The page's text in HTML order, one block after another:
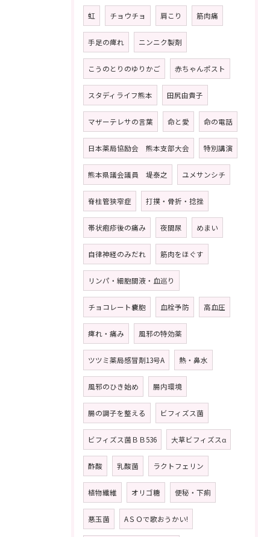
虹 チョウチョ 肩こり 筋肉痛
手足の痺れ ニンニク製剤
こうのとりのゆりかご 赤ちゃんポスト
スタディライフ熊本 田尻由貴子
マザーテレサの言葉 命と愛 命の電話
日本薬局協励会 熊本支部大会 特別講演
熊本県議会議員 堤泰之 ユメサンシチ
脊柱管狭窄症 打撲・骨折・捻挫
帯状疱疹後の痛み 夜間尿 めまい
自律神経のみだれ 筋肉をほぐす
リンパ・細胞間液・血巡り
チョコレート嚢胞 血栓予防 高血圧
痺れ・痛み 風邪の特効薬
ツツミ薬局感冒剤13号A 熱・鼻水
風邪のひき始め 腸内環境
腸の調子を整える ビフィズス菌
ビフィズス菌ＢＢ536 大草ビフィズスα
酢酸 乳酸菌 ラクトフェリン
植物繊維 オリゴ糖 便秘・下痢
悪玉菌 AＳＯで歌おうかい!